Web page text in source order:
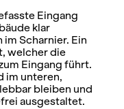
Eingang
klar
Scharnier. Ein
welcher die
Eingang führt.
im unteren,
bleiben und
ausgestaltet.